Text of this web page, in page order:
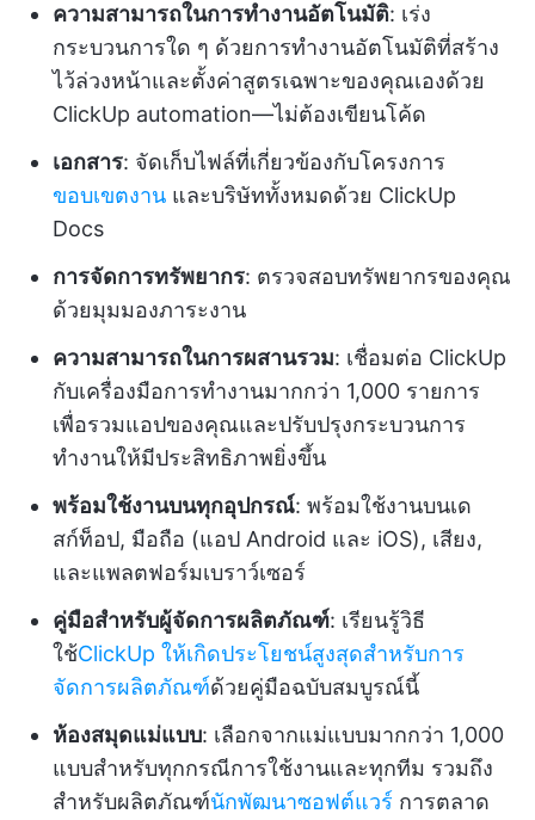
ความสามารถในการทำงานอัตโนมัติ: เร่ง
กระบวนการใด ๆ ด้วยการทำงานอัตโนมัติที่สร้าง
ไว้ล่วงหน้าและตั้งค่าสูตรเฉพาะของคุณเองด้วย
ClickUp automation—ไม่ต้องเขียนโค้ด
เอกสาร: จัดเก็บไฟล์ที่เกี่ยวข้องกับโครงการ
ขอบเขตงาน และบริษัททั้งหมดด้วย ClickUp
Docs
การจัดการทรัพยากร: ตรวจสอบทรัพยากรของคุณ
ด้วยมุมมองภาระงาน
ความสามารถในการผสานรวม: เชื่อมต่อ ClickUp
กับเครื่องมือการทำงานมากกว่า 1,000 รายการ
เพื่อรวมแอปของคุณและปรับปรุงกระบวนการ
ทำงานให้มีประสิทธิภาพยิ่งขึ้น
พร้อมใช้งานบนทุกอุปกรณ์: พร้อมใช้งานบนเด
สก์ท็อป, มือถือ (แอป Android และ iOS), เสียง,
และแพลตฟอร์มเบราว์เซอร์
คู่มือสำหรับผู้จัดการผลิตภัณฑ์: เรียนรู้วิธี
ใช้ClickUp ให้เกิดประโยชน์สูงสุดสำหรับการ
จัดการผลิตภัณฑ์ด้วยคู่มือฉบับสมบูรณ์นี้
ห้องสมุดแม่แบบ: เลือกจากแม่แบบมากกว่า 1,000
แบบสำหรับทุกกรณีการใช้งานและทุกทีม รวมถึง
สำหรับผลิตภัณฑ์นักพัฒนาซอฟต์แวร์ การตลาด